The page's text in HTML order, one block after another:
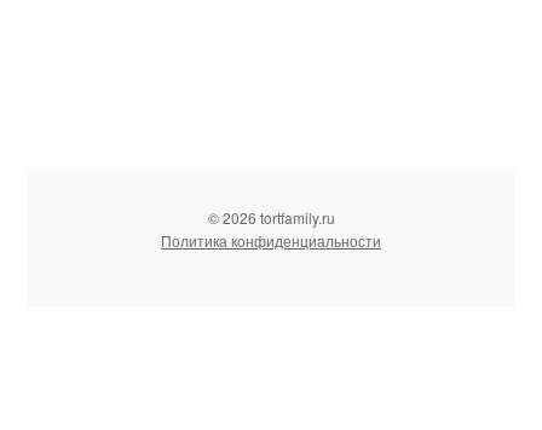
© 2026 tortfamily.ru
Политика конфиденциальности